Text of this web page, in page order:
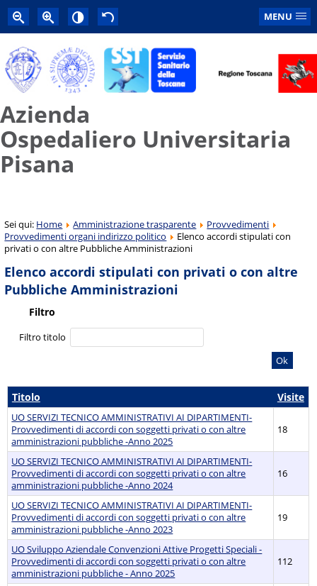
MENU
Azienda
Ospedaliero Universitaria
Pisana
Sei qui: Home Amministrazione trasparente
Provvedimenti
Provvedimenti organi indirizzo politico
Elenco accordi stipulati con
privati o con altre Pubbliche Amministrazioni
Elenco accordi stipulati con privati o con altre
Pubbliche Amministrazioni
Filtro
Filtro titolo
Ok
Titolo Visite
UO SERVIZI TECNICO AMMINISTRATIVI AI DIPARTIMENTI-
Provvedimenti di accordi con soggetti privati o con altre
amministrazioni pubbliche -Anno 2025
18
UO SERVIZI TECNICO AMMINISTRATIVI AI DIPARTIMENTI-
Provvedimenti di accordi con soggetti privati o con altre
amministrazioni pubbliche -Anno 2024
16
UO SERVIZI TECNICO AMMINISTRATIVI AI DIPARTIMENTI-
Provvedimenti di accordi con soggetti privati o con altre
amministrazioni pubbliche -Anno 2023
19
UO Sviluppo Aziendale Convenzioni Attive Progetti Speciali -
Provvedimenti di accordi con soggetti privati o con altre
amministrazioni pubbliche - Anno 2025
112